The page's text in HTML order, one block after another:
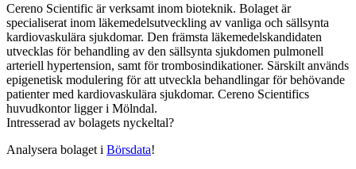
Cereno Scientific är verksamt inom bioteknik. Bolaget är
specialiserat inom läkemedelsutveckling av vanliga och sällsynta
kardiovaskulära sjukdomar. Den främsta läkemedelskandidaten
utvecklas för behandling av den sällsynta sjukdomen pulmonell
arteriell hypertension, samt för trombosindikationer. Särskilt används
epigenetisk modulering för att utveckla behandlingar för behövande
patienter med kardiovaskulära sjukdomar. Cereno Scientifics
huvudkontor ligger i Mölndal.
Intresserad av bolagets nyckeltal?
Analysera bolaget i Börsdata!